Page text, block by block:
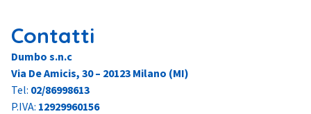
Contatti
Dumbo s.n.c
Via De Amicis, 30 – 20123 Milano (MI)
Tel: 02/86998613
P.IVA: 12929960156